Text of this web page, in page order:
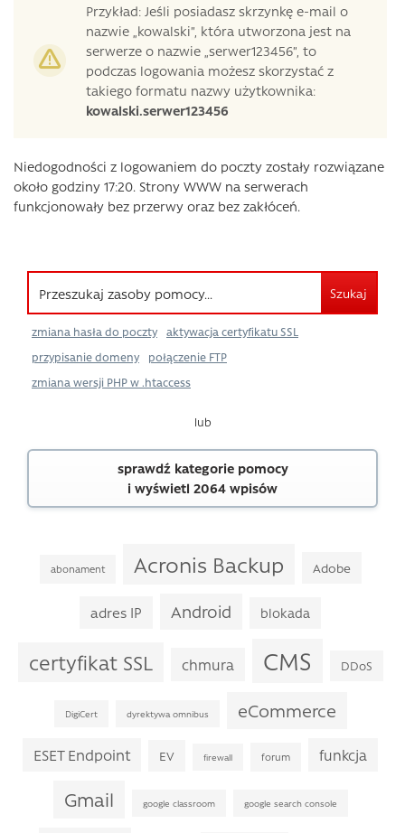
Przykład: Jeśli posiadasz skrzynkę e-mail o
nazwie „kowalski”, która utworzona jest na
serwerze o nazwie „serwer123456”, to
podczas logowania możesz skorzystać z
takiego formatu nazwy użytkownika:
kowalski.serwer123456
Niedogodności z logowaniem do poczty zostały rozwiązane
około godziny 17:20. Strony WWW na serwerach
funkcjonowały bez przerwy oraz bez zakłóceń.
Szukaj
zmiana hasła do poczty
aktywacja certyfikatu SSL
przypisanie domeny
połączenie FTP
zmiana wersji PHP w .htaccess
lub
sprawdź kategorie pomocy
i wyświetl 2064 wpisów
abonament Acronis Backup Adobe
adres IP Android blokada
certyfikat SSL chmura CMS DDoS
DigiCert dyrektywa omnibus eCommerce
ESET Endpoint EV firewall forum funkcja
Gmail google classroom google search console